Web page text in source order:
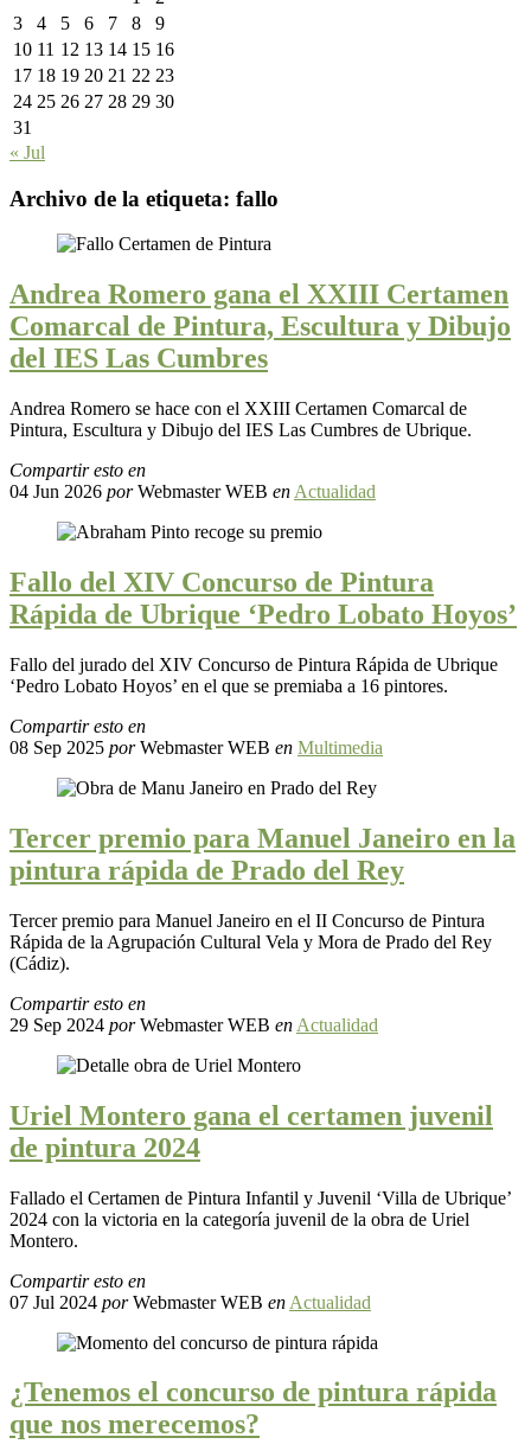
3
4 5 6 7 8
9
10 11 12 13 14 15 16
17 18 19 20 21 22 23
24 25 26 27 28 29 30
31
« Jul
Archivo de la etiqueta: fallo
Andrea Romero gana el XXIII Certamen
Comarcal de Pintura, Escultura y Dibujo
del IES Las Cumbres
Andrea Romero se hace con el XXIII Certamen Comarcal de
Pintura, Escultura y Dibujo del IES Las Cumbres de Ubrique.
Compartir esto en
04 Jun 2026 porWebmaster WEB en Actualidad
Fallo del XIV Concurso de Pintura
Rápida de Ubrique ‘Pedro Lobato Hoyos’
Fallo del jurado del XIV Concurso de Pintura Rápida de Ubrique
‘Pedro Lobato Hoyos’ en el que se premiaba a 16 pintores.
Compartir esto en
08 Sep 2025 porWebmaster WEB en Multimedia
Tercer premio para Manuel Janeiro en la
pintura rápida de Prado del Rey
Tercer premio para Manuel Janeiro en el II Concurso de Pintura
Rápida de la Agrupación Cultural Vela y Mora de Prado del Rey
(Cádiz).
Compartir esto en
29 Sep 2024 porWebmaster WEB en Actualidad
Uriel Montero gana el certamen juvenil
de pintura 2024
Fallado el Certamen de Pintura Infantil y Juvenil ‘Villa de Ubrique’
2024 con la victoria en la categoría juvenil de la obra de Uriel
Montero.
Compartir esto en
07 Jul 2024 porWebmaster WEB en Actualidad
¿Tenemos el concurso de pintura rápida
que nos merecemos?